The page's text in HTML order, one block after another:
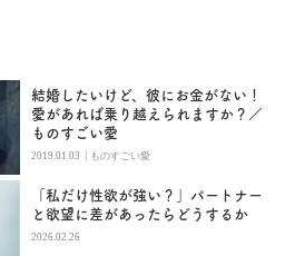
結婚したいけど、彼にお金がない！
愛があれば乗り越えられますか？／
ものすごい愛
2019.01.03 | ものすごい愛
「私だけ性欲が強い？」パートナー
と欲望に差があったらどうするか
2026.02.26